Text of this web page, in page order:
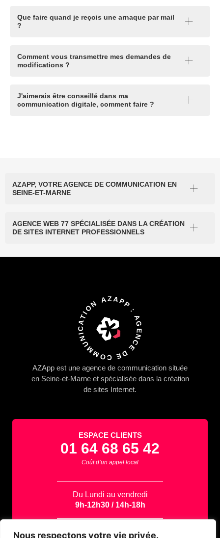
Nous respectons votre vie privée.
Que faire quand je reçois une arnaque par mail
?
Comment vous transmettre mes demandes de
modifications ?
J'aimerais être conseillé dans ma
communication digitale, comment faire ?
AZAPP, VOTRE AGENCE DE COMMUNICATION EN
SEINE-ET-MARNE
AGENCE WEB 77 SPÉCIALISÉE DANS LA CRÉATION
DE SITES INTERNET PROFESSIONNELS
AZAPP : AGENCE DE COMMUNICATION
AZApp est une agence de communication située
en Seine-et-Marne et spécialisée dans la création
de sites Internet.
ESPACE CLIENTS
01 64 68 65 42
Coût d’un appel local
Du Lundi au vendredi
9h-12h30 / 14h-18h
Contactez-nous par email